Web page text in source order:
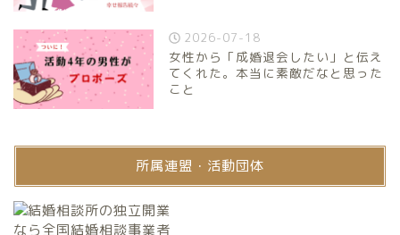
2026-07-18
女性から「成婚退会したい」と伝え
てくれた。本当に素敵だなと思った
こと
所属連盟・活動団体